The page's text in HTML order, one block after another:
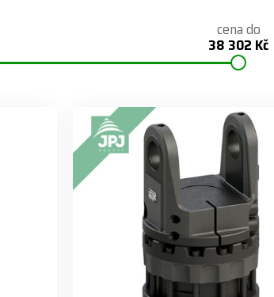
cena do
38 302 Kč